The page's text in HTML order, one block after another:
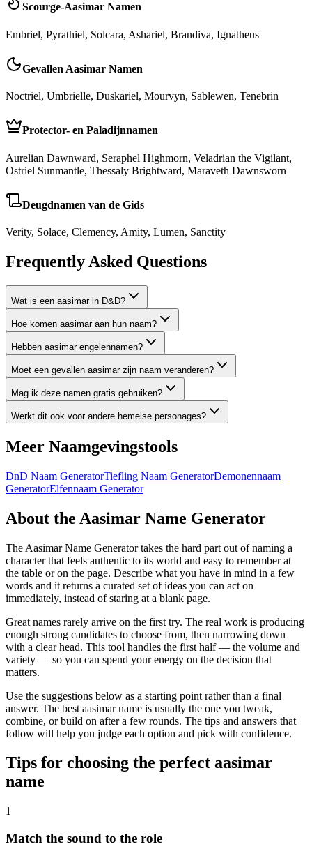
Scourge-Aasimar Namen
Embriel, Pyrathiel, Solcara, Ashariel, Brandiva, Ignatheus
Gevallen Aasimar Namen
Noctriel, Umbrielle, Duskariel, Mourvyn, Sablewen, Tenebrin
Protector- en Paladijnnamen
Aurelian Dawnward, Seraphel Highmorn, Veladrian the Vigilant,
Ostriel Sunmantle, Thessaly Brightward, Maraveth Dawnsworn
Deugdnamen van de Gids
Verity, Solace, Clemency, Amity, Lumen, Sanctity
Frequently Asked Questions
Wat is een aasimar in D&D?
Hoe komen aasimar aan hun naam?
Hebben aasimar engelennamen?
Moet een gevallen aasimar zijn naam veranderen?
Mag ik deze namen gratis gebruiken?
Werkt dit ook voor andere hemelse personages?
Meer Naamgevingstools
DnD Naam GeneratorTiefling Naam GeneratorDemonennaam
GeneratorElfennaam Generator
About the Aasimar Name Generator
The Aasimar Name Generator takes the hard part out of naming a
character that feels authentic to its world and easy to remember at
the table or on the page. Describe what you have in mind in a few
words and it returns a curated set of ideas you can act on
immediately, instead of staring at a blank page.
Great names rarely arrive on the first try. The real work is producing
enough strong candidates to choose from, then narrowing down
with a clear head. This tool handles the first half — the volume and
variety — so you can spend your energy on the decision that
matters.
Use the suggestions below as a starting point rather than a final
answer. The best aasimar name is usually the one you tweak,
combine, or build on after a few rounds. The tips and answers that
follow will help you judge each option and pick with confidence.
Tips for choosing the perfect aasimar
name
1
Match the sound to the role